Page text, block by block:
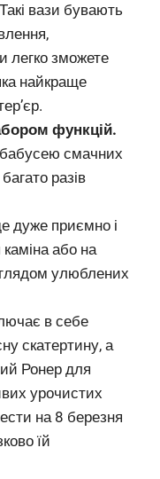
вази бувають
легко зможете
найкраще
функцій.
смачних
разів
дуже приємно і
або на
улюблених
в себе
скатертину, а
Ронер для
урочистих
на 8 березня
їй